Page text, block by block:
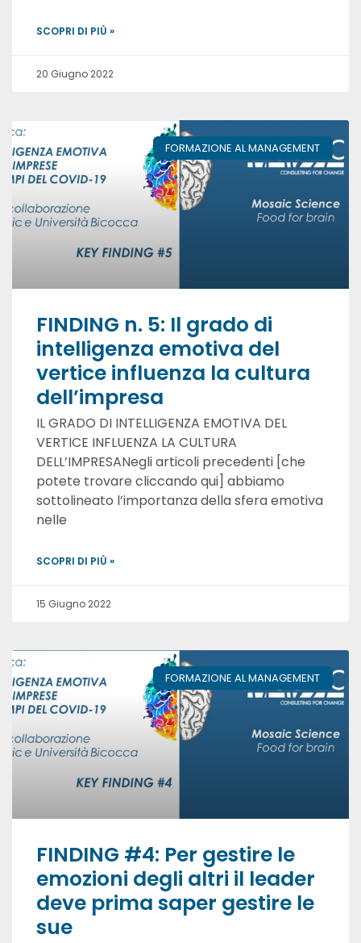
SCOPRI DI PIÙ »
20 Giugno 2022
FORMAZIONE AL MANAGEMENT
FINDING n. 5: Il grado di
intelligenza emotiva del
vertice influenza la cultura
dell’impresa
IL GRADO DI INTELLIGENZA EMOTIVA DEL
VERTICE INFLUENZA LA CULTURA
DELL’IMPRESANegli articoli precedenti [che
potete trovare cliccando qui] abbiamo
sottolineato l’importanza della sfera emotiva
nelle
SCOPRI DI PIÙ »
15 Giugno 2022
FORMAZIONE AL MANAGEMENT
FINDING #4: Per gestire le
emozioni degli altri il leader
deve prima saper gestire le
sue